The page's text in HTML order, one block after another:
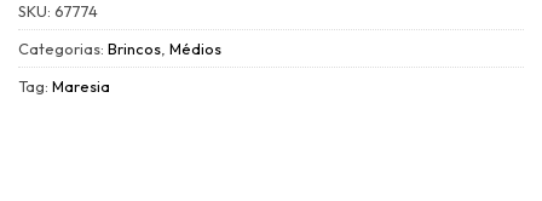
SKU: 67774
Categorias: Brincos Médios
Tag: Maresia